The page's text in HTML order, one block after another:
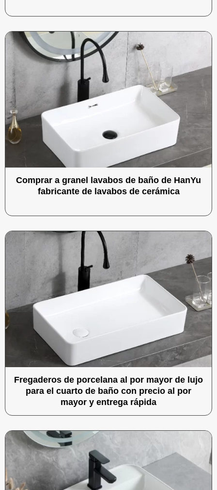
Comprar a granel lavabos de baño de HanYu
fabricante de lavabos de cerámica
Fregaderos de porcelana al por mayor de lujo
para el cuarto de baño con precio al por
mayor y entrega rápida